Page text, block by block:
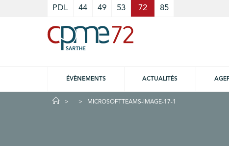
PDL 44 49 53 72 85
ÉVÈNEMENTS ACTUALITÉS
MICROSOFTTEAMS-IMAGE-17-1
Cookies management panel